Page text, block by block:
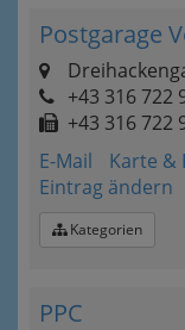
Postgarage
+43 316 722
+43 316 722
E-Mail
Karte &
Eintrag ändern
Kategorien
PPC